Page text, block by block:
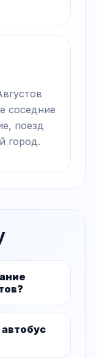
соседние
поезд
город.